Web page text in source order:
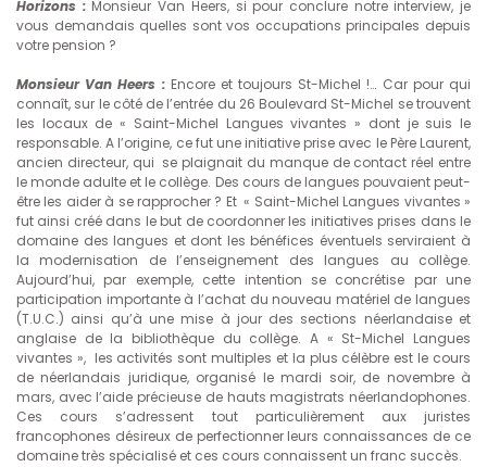
Horizons :Monsieur Van Heers, si pour conclure notre interview, je
vous demandais quelles sont vos occupations principales depuis
votre pension ?
Monsieur Van Heers : Encore et toujours St-Michel !… Car pour qui
connaît, sur le côté de l’entrée du 26 Boulevard St-Michel se trouvent
les locaux de « Saint-Michel Langues vivantes » dont je suis le
responsable. A l’origine, ce fut une initiative prise avec le Père Laurent,
ancien directeur, qui se plaignait du manque de contact réel entre
le monde adulte et le collège. Des cours de langues pouvaient peut-
être les aider à se rapprocher ? Et « Saint-Michel Langues vivantes »
fut ainsi créé dans le but de coordonner les initiatives prises dans le
domaine des langues et dont les bénéfices éventuels serviraient à
la modernisation de l’enseignement des langues au collège.
Aujourd’hui, par exemple, cette intention se concrétise par une
participation importante à l’achat du nouveau matériel de langues
(T.U.C.) ainsi qu’à une mise à jour des sections néerlandaise et
anglaise de la bibliothèque du collège. A « St-Michel Langues
vivantes », les activités sont multiples et la plus célèbre est le cours
de néerlandais juridique, organisé le mardi soir, de novembre à
mars, avec l’aide précieuse de hauts magistrats néerlandophones.
Ces cours s’adressent tout particulièrement aux juristes
francophones désireux de perfectionner leurs connaissances de ce
domaine très spécialisé et ces cours connaissent un franc succès.